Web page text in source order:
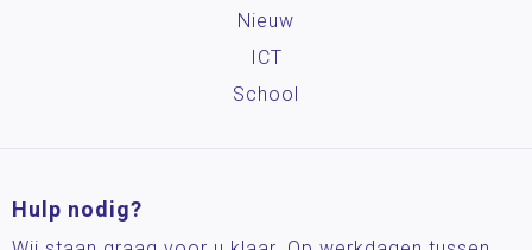
Nieuw
ICT
School
Hulp nodig?